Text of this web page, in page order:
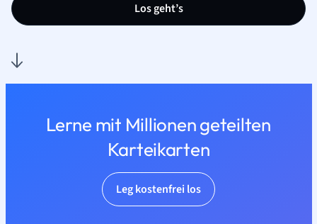
Los geht’s
Lerne mit Millionen geteilten
Karteikarten
Leg kostenfrei los